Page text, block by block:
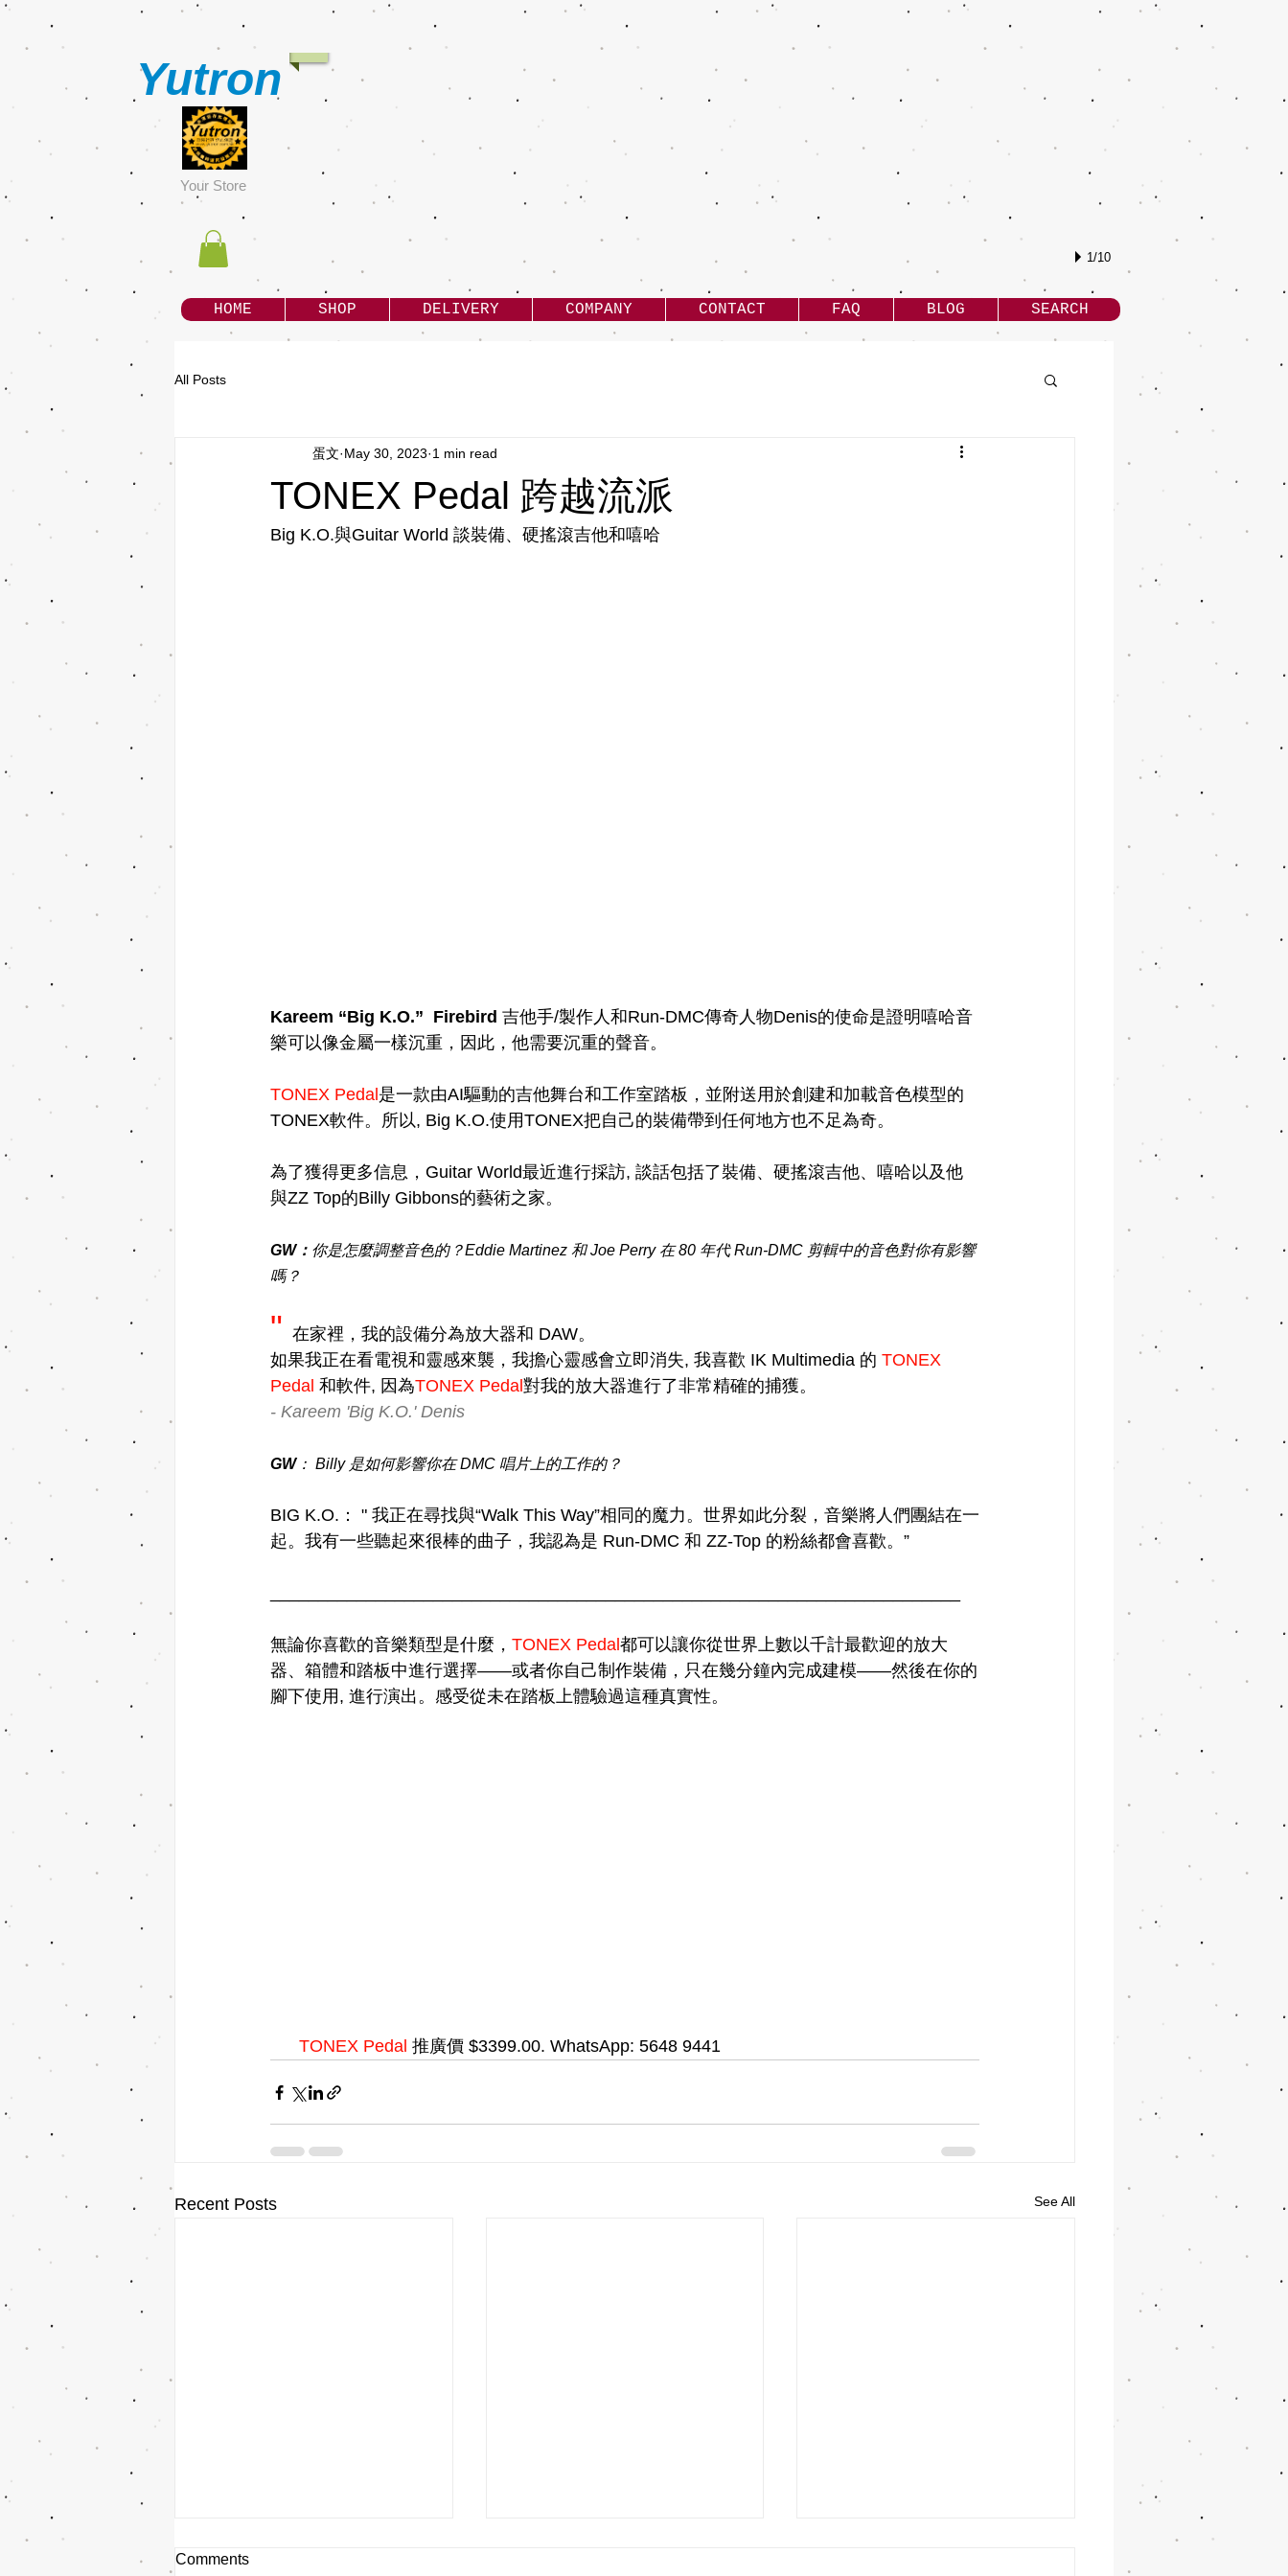
Yutron
Your Store
1/10
HOME SHOP DELIVERY COMPANY CONTACT FAQ BLOG SEARCH
All Posts
TONEX Pedal 跨越流派
蛋文 May 30, 2023 1 min read
Big K.O.與Guitar World 談裝備、硬搖滾吉他和嘻哈
Kareem “Big K.O.”  Firebird 吉他手/製作人和Run-DMC傳奇人物Denis的使命是證明嘻哈音
樂可以像金屬一樣沉重，因此，他需要沉重的聲音。
TONEX Pedal是一款由AI驅動的吉他舞台和工作室踏板，並附送用於創建和加載音色模型的
TONEX軟件。所以, Big K.O.使用TONEX把自己的裝備帶到任何地方也不足為奇。
為了獲得更多信息，Guitar World最近進行採訪, 談話包括了裝備、硬搖滾吉他、嘻哈以及他
與ZZ Top的Billy Gibbons的藝術之家。
GW： 你是怎麼調整音色的？Eddie Martinez 和 Joe Perry 在 80 年代 Run-DMC 剪輯中的音色對你有影響
嗎？
" 在家裡，我的設備分為放大器和 DAW。
如果我正在看電視和靈感來襲，我擔心靈感會立即消失, 我喜歡 IK Multimedia 的 TONEX
Pedal 和軟件, 因為TONEX Pedal對我的放大器進行了非常精確的捕獲。
- Kareem 'Big K.O.' Denis
GW： Billy 是如何影響你在 DMC 唱片上的工作的？
BIG K.O.： " 我正在尋找與“Walk This Way”相同的魔力。世界如此分裂，音樂將人們團結在一
起。我有一些聽起來很棒的曲子，我認為是 Run-DMC 和 ZZ-Top 的粉絲都會喜歡。”
無論你喜歡的音樂類型是什麼， TONEX Pedal都可以讓你從世界上數以千計最歡迎的放大
器、箱體和踏板中進行選擇——或者你自己制作裝備，只在幾分鐘內完成建模——然後在你的
腳下使用, 進行演出。感受從未在踏板上體驗過這種真實性。
TONEX Pedal 推廣價 $3399.00. WhatsApp: 5648 9441
Recent Posts See All
Comments